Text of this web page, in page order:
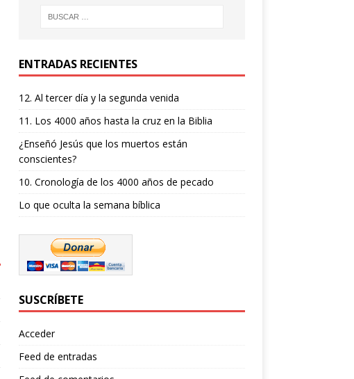
ENTRADAS RECIENTES
12. Al tercer día y la segunda venida
11. Los 4000 años hasta la cruz en la Biblia
¿Enseñó Jesús que los muertos están
conscientes?
10. Cronología de los 4000 años de pecado
Lo que oculta la semana bíblica
SUSCRÍBETE
Acceder
Feed de entradas